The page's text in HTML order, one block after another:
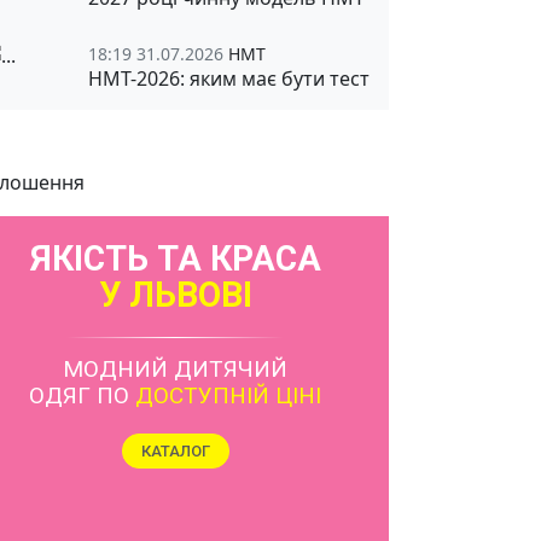
18:19 31.07.2026 НМТ
НМТ-2026: яким має бути тест
ЯКІСТЬ ТА КРАСА
У ЛЬВОВІ
МОДНИЙ ДИТЯЧИЙ
ОДЯГ ПО ДОСТУПНІЙ ЦІНІ
КАТАЛОГ